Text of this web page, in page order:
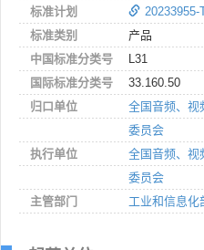
标准计划
20233955-
标准类别
产品
中国标准分类号
L31
国际标准分类号
33.160.50
归口单位
全国音频、视
委员会
执行单位
全国音频、视
委员会
主管部门
工业和信息化